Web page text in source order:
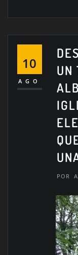
10
AGO
UN
POR